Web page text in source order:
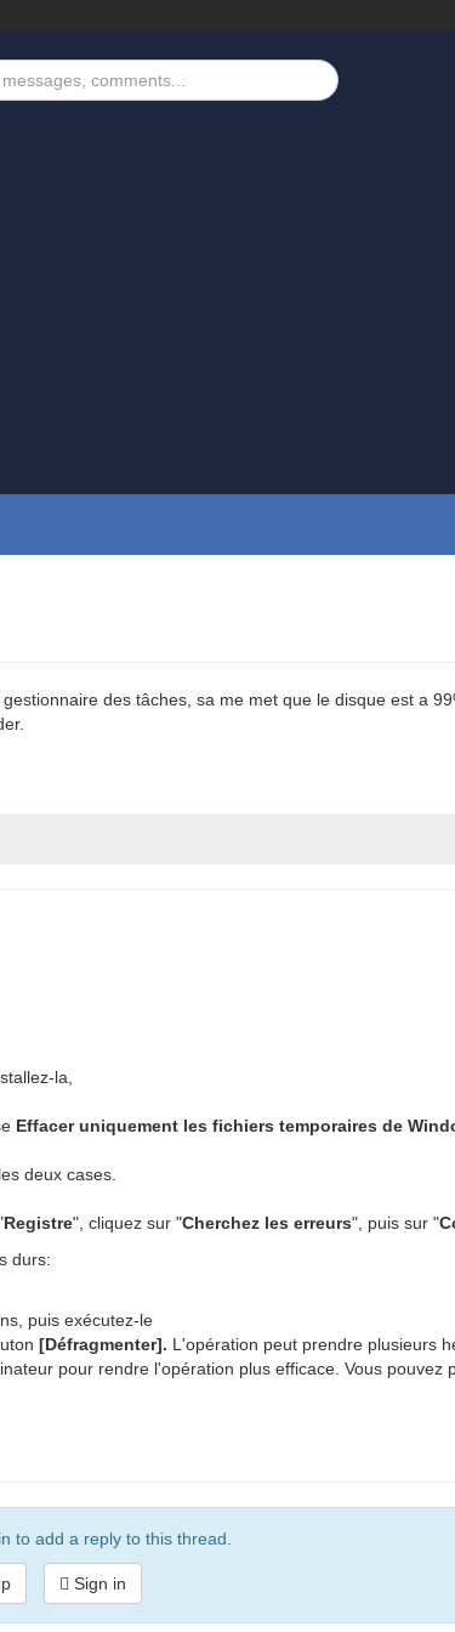
des tâches, sa me met que le disque est a
la,
Effacer uniquement les fichiers temporaires de
deux cases.
Registre", cliquez sur "Cherchez les erreurs", puis sur "
durs:
puis exécutez-le
[Défragmenter]. L'opération peut prendre plusieurs
pour rendre l'opération plus efficace. Vous pouvez
to add a reply to this thread.
Sign in